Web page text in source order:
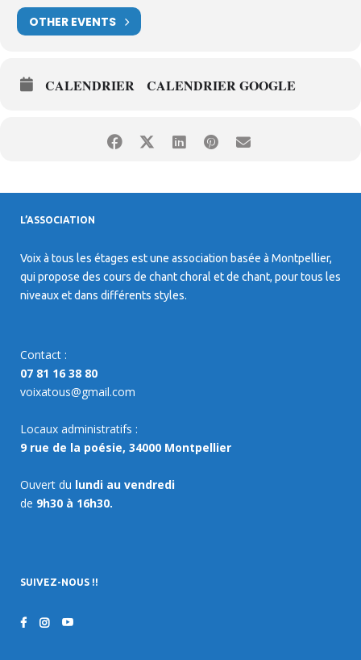
OTHER EVENTS
CALENDRIER CALENDRIER GOOGLE
L’ASSOCIATION
Voix à tous les étages est une association basée à Montpellier,
qui propose des cours de chant choral et de chant, pour tous les
niveaux et dans différents styles.
Contact :
07 81 16 38 80
voixatous@gmail.com
Locaux administratifs :
9 rue de la poésie, 34000 Montpellier
Ouvert du lundi au vendredi
de 9h30 à 16h30.
SUIVEZ-NOUS !!